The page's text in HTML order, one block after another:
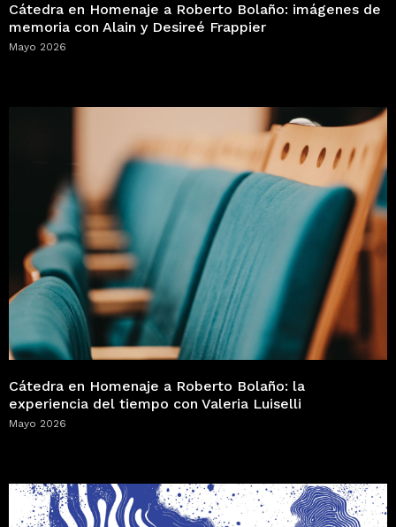
Cátedra en Homenaje a Roberto Bolaño: imágenes de
memoria con Alain y Desireé Frappier
Mayo 2026
Cátedra en Homenaje a Roberto Bolaño: la
experiencia del tiempo con Valeria Luiselli
Mayo 2026